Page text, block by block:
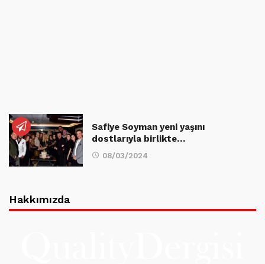
Safiye Soyman yeni yaşını
dostlarıyla birlikte…
08/03/2024
Hakkımızda